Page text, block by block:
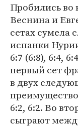
Пробились во
Веснина и
сетах сумела
испанки
6:7 (6:8), 6:4,
первый сет
в двух
6:2, 6:2. Во
сыграют